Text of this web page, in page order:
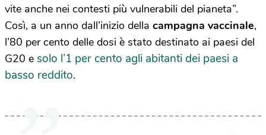
vite anche nei contesti più vulnerabili del pianeta”.
Così, a un anno dall’inizio della campagna vaccinale,
l’80 per cento delle dosi è stato destinato ai paesi del
G20 e solo l’1 per cento agli abitanti dei paesi a
basso reddito.